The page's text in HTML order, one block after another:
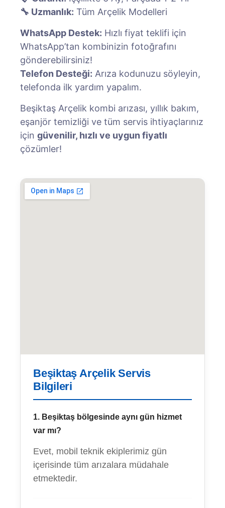
🔧 Uzmanlık: Tüm Arçelik Modelleri
WhatsApp Destek: Hızlı fiyat teklifi için
WhatsApp’tan kombinizin fotoğrafını
gönderebilirsiniz!
Telefon Desteği: Arıza kodunuzu söyleyin,
telefonda ilk yardım yapalım.
Beşiktaş Arçelik kombi arızası, yıllık bakım,
eşanjör temizliği ve tüm servis ihtiyaçlarınız
için güvenilir, hızlı ve uygun fiyatlı
çözümler!
Beşiktaş Arçelik Servis
Bilgileri
1. Beşiktaş bölgesinde aynı gün hizmet
var mı?
Evet, mobil teknik ekiplerimiz gün
içerisinde tüm arızalara müdahale
etmektedir.